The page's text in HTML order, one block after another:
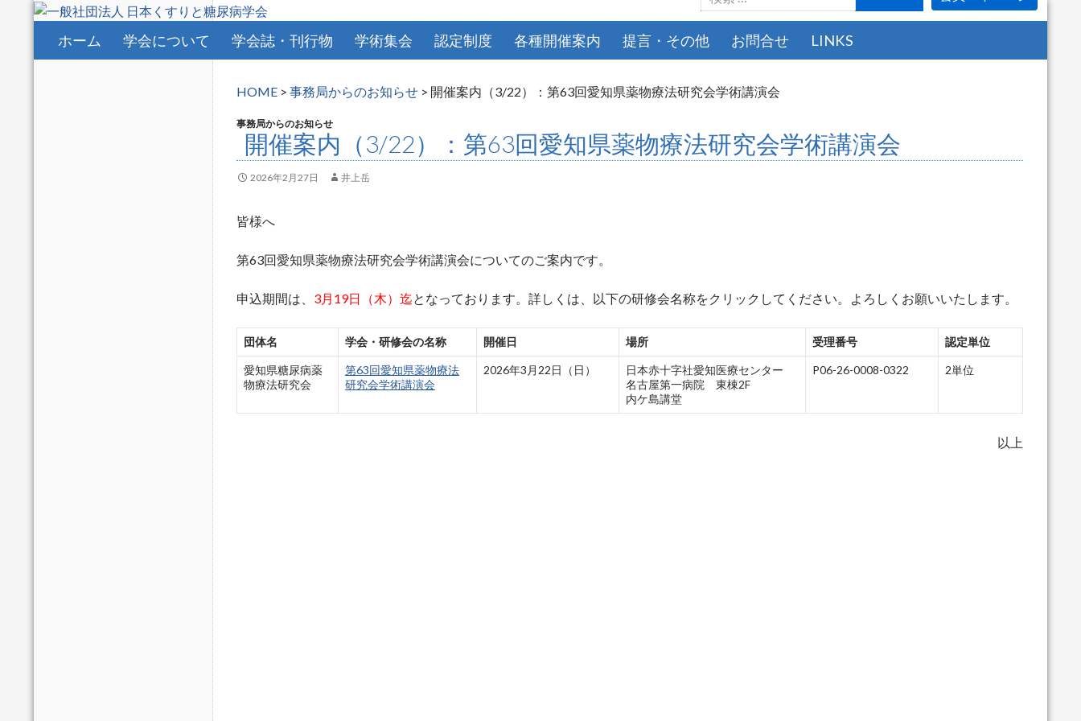
索:
コンテンツへスキップ
ホーム 学会について 学会誌・刊行物 学術集会 認定制度 各種開催案内 提言・その他 お問合せ LINKS
HOME > 事務局からのお知らせ > 開催案内（3/22）：第63回愛知県薬物療法研究会学術講演会
事務局からのお知らせ
開催案内（3/22）：第63回愛知県薬物療法研究会学術講演会
2026年2月27日 井上岳
皆様へ
第63回愛知県薬物療法研究会学術講演会についてのご案内です。
申込期間は、 3月19日（木）迄となっております。詳しくは、以下の研修会名称をクリックしてください。よろしくお願いいたします。
団体名 学会・研修会の名称 開催日 場所 受理番号 認定単位
愛知県糖尿病薬
物療法研究会
第63回愛知県薬物療法
研究会学術講演会
2026年3月22日（日）
日本赤十字社愛知医療センター
名古屋第一病院 東棟2F
内ケ島講堂
P06-26-0008-0322 2単位
以上